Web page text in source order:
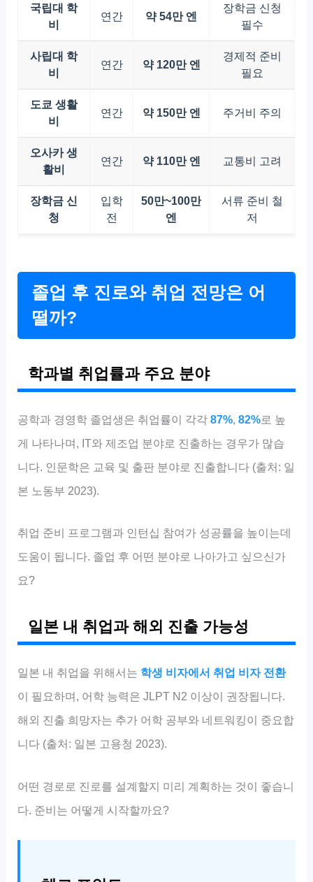
국립대 학
비
연간 약 54만 엔
장학금 신청
필수
사립대 학
비
연간 약 120만 엔
경제적 준비
필요
도쿄 생활
비
연간 약 150만 엔 주거비 주의
오사카 생
활비
연간 약 110만 엔 교통비 고려
장학금 신
청
입학
전
50만~100만
엔
서류 준비 철
저
졸업 후 진로와 취업 전망은 어
떨까?
학과별 취업률과 주요 분야
공학과 경영학 졸업생은 취업률이 각각87%,82%로 높
게 나타나며, IT와 제조업 분야로 진출하는 경우가 많습
니다. 인문학은 교육 및 출판 분야로 진출합니다 (출처: 일
본 노동부 2023).
취업 준비 프로그램과 인턴십 참여가 성공률을 높이는데
도움이 됩니다. 졸업 후 어떤 분야로 나아가고 싶으신가
요?
일본 내 취업과 해외 진출 가능성
일본 내 취업을 위해서는 학생 비자에서 취업 비자 전환
이 필요하며, 어학 능력은 JLPT N2 이상이 권장됩니다.
해외 진출 희망자는 추가 어학 공부와 네트워킹이 중요합
니다 (출처: 일본 고용청 2023).
어떤 경로로 진로를 설계할지 미리 계획하는 것이 좋습니
다. 준비는 어떻게 시작할까요?